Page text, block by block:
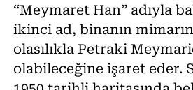
“Meymaret Han” adıyla
ikinci ad, binanın
olasılıkla Petraki
olabileceğine işaret eder.